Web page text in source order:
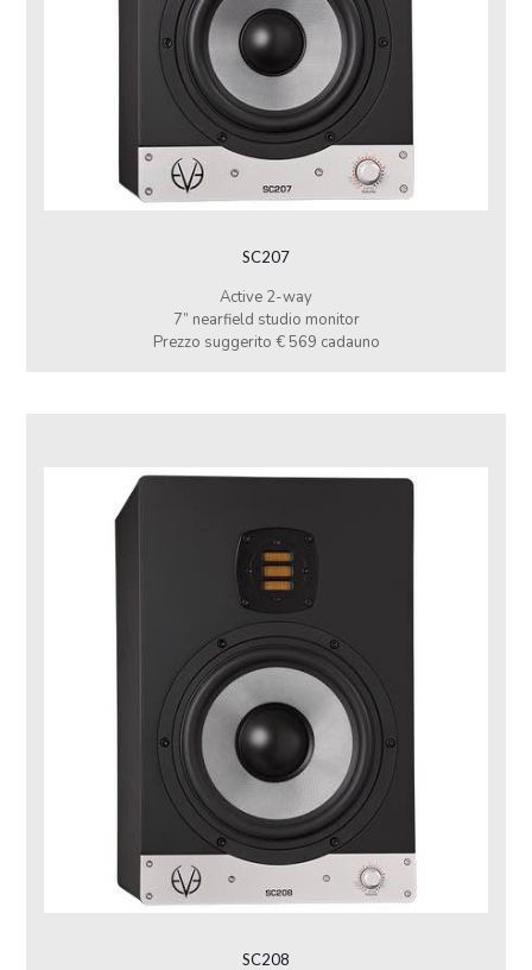
SC207
Active 2-way
7” nearfield studio monitor
Prezzo suggerito € 569 cadauno
SC208